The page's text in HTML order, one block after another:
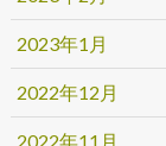
2023年1月
2022年12月
2022年11月